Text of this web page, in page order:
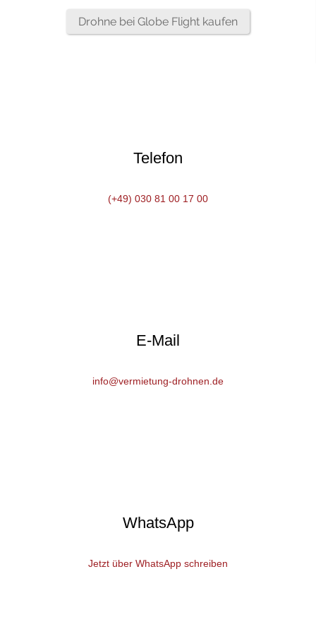
Drohne bei Globe Flight kaufen
Telefon
(+49) 030 81 00 17 00
E-Mail
info@vermietung-drohnen.de
WhatsApp
Jetzt über WhatsApp schreiben